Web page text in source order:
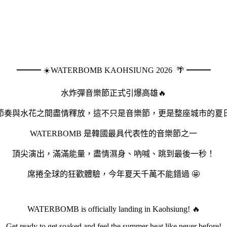
━━━ ☀️WATERBOMB KAOHSIUNG 2026 🌴 ━━━
水炸彈音樂節正式引爆高雄🔥
奏與水花之間盡情釋放，這不只是音樂節，更是整座城市的夏
WATERBOMB 是韓國最具代表性的音樂節之一
頂尖演出，滿滿能量，盡情濕身、吶喊、跳到最後一秒！
席捲全球的狂歡體驗，今年夏天千萬不能錯過 🤩
WATERBOMB is officially landing in Kaohsiung! 🔥